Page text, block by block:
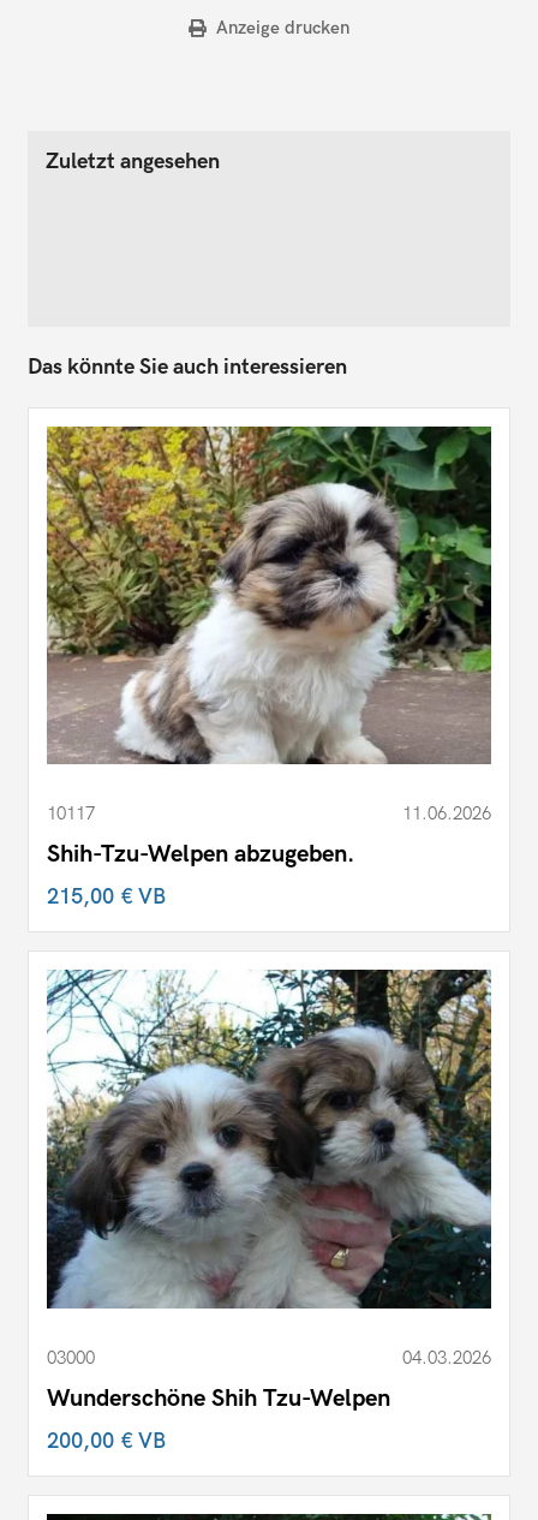
Anzeige drucken
Zuletzt angesehen
Das könnte Sie auch interessieren
10117 11.06.2026
Shih-Tzu-Welpen abzugeben.
215,00 €VB
03000 04.03.2026
Wunderschöne Shih Tzu-Welpen
200,00 €VB